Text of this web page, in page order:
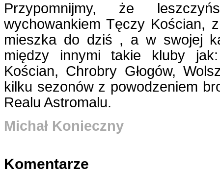
Przypomnijmy, że
wychowankiem Tęczy Kościan,
mieszka do dziś , a w swojej
między innymi takie kluby
Kościan, Chrobry Głogów,
kilku sezonów z powodzeniem
Realu Astromalu.
Michał Konieczny
Komentarze